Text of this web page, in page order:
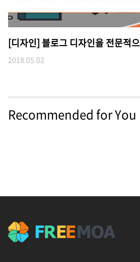
[디자인] 블로그 디자인을 전문적
2018.05.02
Recommended for You